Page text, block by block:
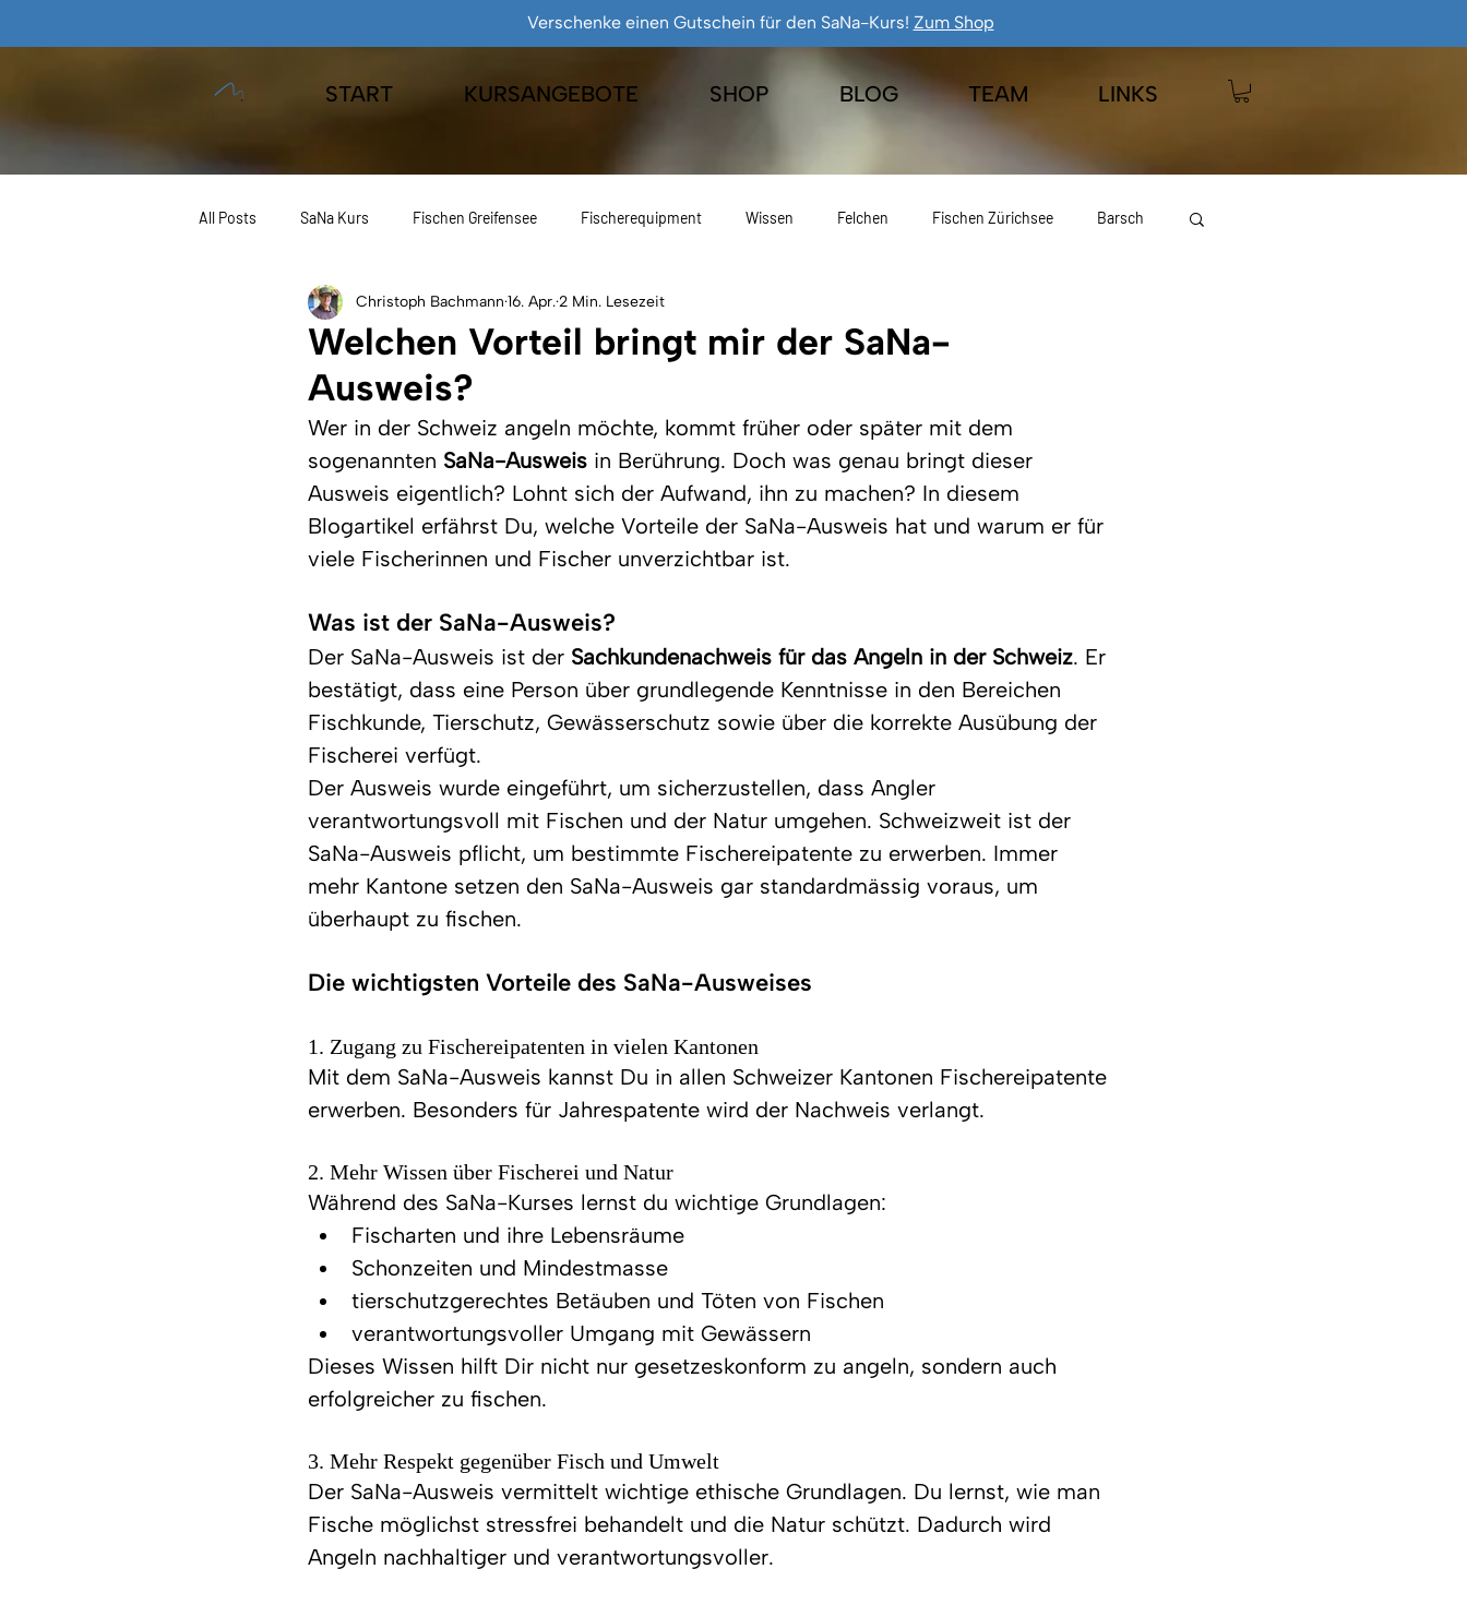
Verschenke einen Gutschein für den SaNa-Kurs! Zum Shop
START KURSANGEBOTE SHOP BLOG TEAM LINKS
All Posts SaNa Kurs Fischen Greifensee Fischerequipment Wissen Felchen Fischen Zürichsee Barsch
JAEGER Fishing Angeln Europa Eisfischen Geschenkideen
Welchen Vorteil bringt mir der SaNa-
Ausweis?
Christoph Bachmann 16. Apr.2 Min. Lesezeit
Wer in der Schweiz angeln möchte, kommt früher oder später mit dem
sogenannten SaNa-Ausweis in Berührung. Doch was genau bringt dieser
Ausweis eigentlich? Lohnt sich der Aufwand, ihn zu machen? In diesem
Blogartikel erfährst Du, welche Vorteile der SaNa-Ausweis hat und warum er für
viele Fischerinnen und Fischer unverzichtbar ist.
Was ist der SaNa-Ausweis?
Der SaNa-Ausweis ist der Sachkundenachweis für das Angeln in der Schweiz. Er
bestätigt, dass eine Person über grundlegende Kenntnisse in den Bereichen
Fischkunde, Tierschutz, Gewässerschutz sowie über die korrekte Ausübung der
Fischerei verfügt.
Der Ausweis wurde eingeführt, um sicherzustellen, dass Angler
verantwortungsvoll mit Fischen und der Natur umgehen. Schweizweit ist der
SaNa-Ausweis pflicht, um bestimmte Fischereipatente zu erwerben. Immer
mehr Kantone setzen den SaNa-Ausweis gar standardmässig voraus, um
überhaupt zu fischen.
Die wichtigsten Vorteile des SaNa-Ausweises
1. Zugang zu Fischereipatenten in vielen Kantonen
Mit dem SaNa-Ausweis kannst Du in allen Schweizer Kantonen Fischereipatente
erwerben. Besonders für Jahrespatente wird der Nachweis verlangt.
2. Mehr Wissen über Fischerei und Natur
Während des SaNa-Kurses lernst du wichtige Grundlagen:
Fischarten und ihre Lebensräume
Schonzeiten und Mindestmasse
tierschutzgerechtes Betäuben und Töten von Fischen
verantwortungsvoller Umgang mit Gewässern
Dieses Wissen hilft Dir nicht nur gesetzeskonform zu angeln, sondern auch
erfolgreicher zu fischen.
3. Mehr Respekt gegenüber Fisch und Umwelt
Der SaNa-Ausweis vermittelt wichtige ethische Grundlagen. Du lernst, wie man
Fische möglichst stressfrei behandelt und die Natur schützt. Dadurch wird
Angeln nachhaltiger und verantwortungsvoller.